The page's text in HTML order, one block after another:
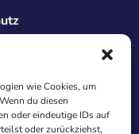
wie Cookies, um
du diesen
oder eindeutige IDs auf
oder zurückziehst,